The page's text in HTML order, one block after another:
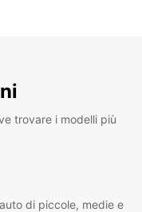
trovare i modelli più
di piccole, medie e